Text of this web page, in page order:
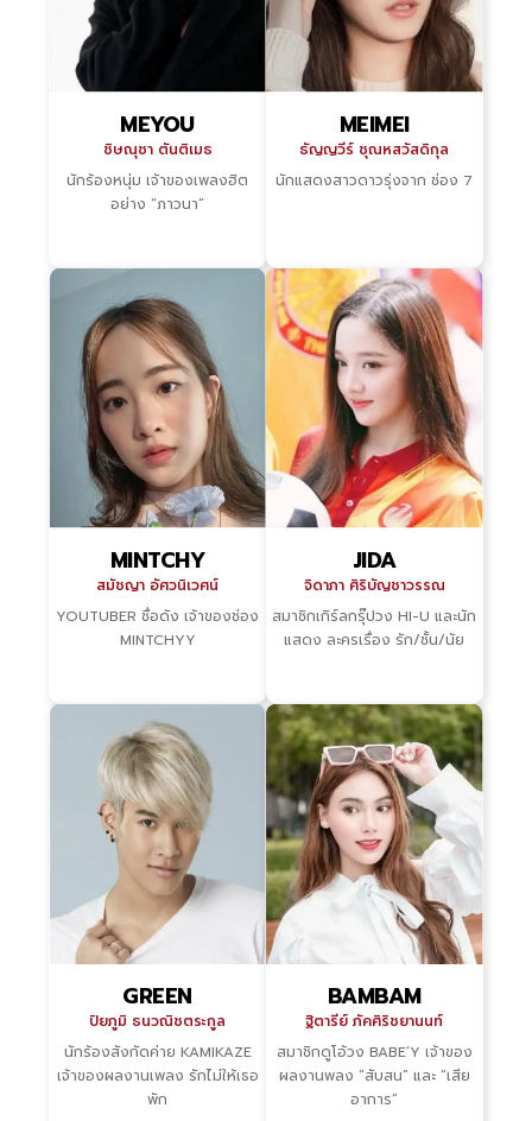
MEYOU
ชิษณุชา ตันติเมธ
นักร้องหนุ่ม เจ้าของเพลงฮิต
อย่าง “ภาวนา”
MEIMEI
ธัญญวีร์ ชุณหสวัสดิกุล
นักแสดงสาวดาวรุ่งจาก ช่อง 7
MINTCHY
สมัชญา อัศวนิเวศน์
YOUTUBER ชื่อดัง เจ้าของช่อง
MINTCHYY
JIDA
จิดาภา ศิริบัญชาวรรณ
สมาชิกเกิร์ลกรุ๊ปวง HI-U และนัก
แสดง ละครเรื่อง รัก/ชั้น/นัย
GREEN
ปิยภูมิ ธนวณิชตระกูล
นักร้องสังกัดค่าย KAMIKAZE
เจ้าของผลงานเพลง รักไม่ให้เธอ
พัก
BAMBAM
ฐิตารีย์ ภัคศิริชยานนท์
สมาชิกดูโอ้วง BABE’Y เจ้าของ
ผลงานพลง “สับสน” และ “เสีย
อาการ”